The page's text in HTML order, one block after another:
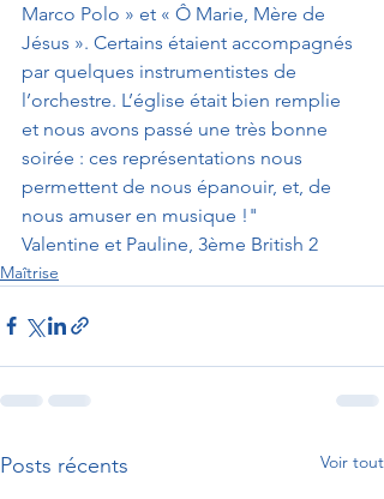
Marco Polo » et « Ô Marie, Mère de
Jésus ». Certains étaient accompagnés
par quelques instrumentistes de
l’orchestre. L’église était bien remplie
et nous avons passé une très bonne
soirée : ces représentations nous
permettent de nous épanouir, et, de
nous amuser en musique !"
Valentine et Pauline, 3ème British 2
Maîtrise
Posts récents Voir tout